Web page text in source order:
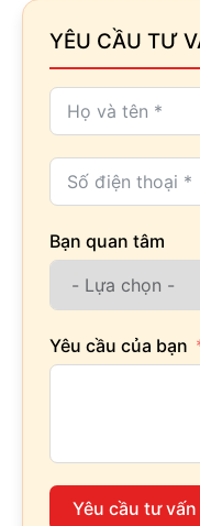
YÊU CẦU TƯ
Bạn quan tâm
Yêu cầu của bạn
Yêu cầu tư vấn